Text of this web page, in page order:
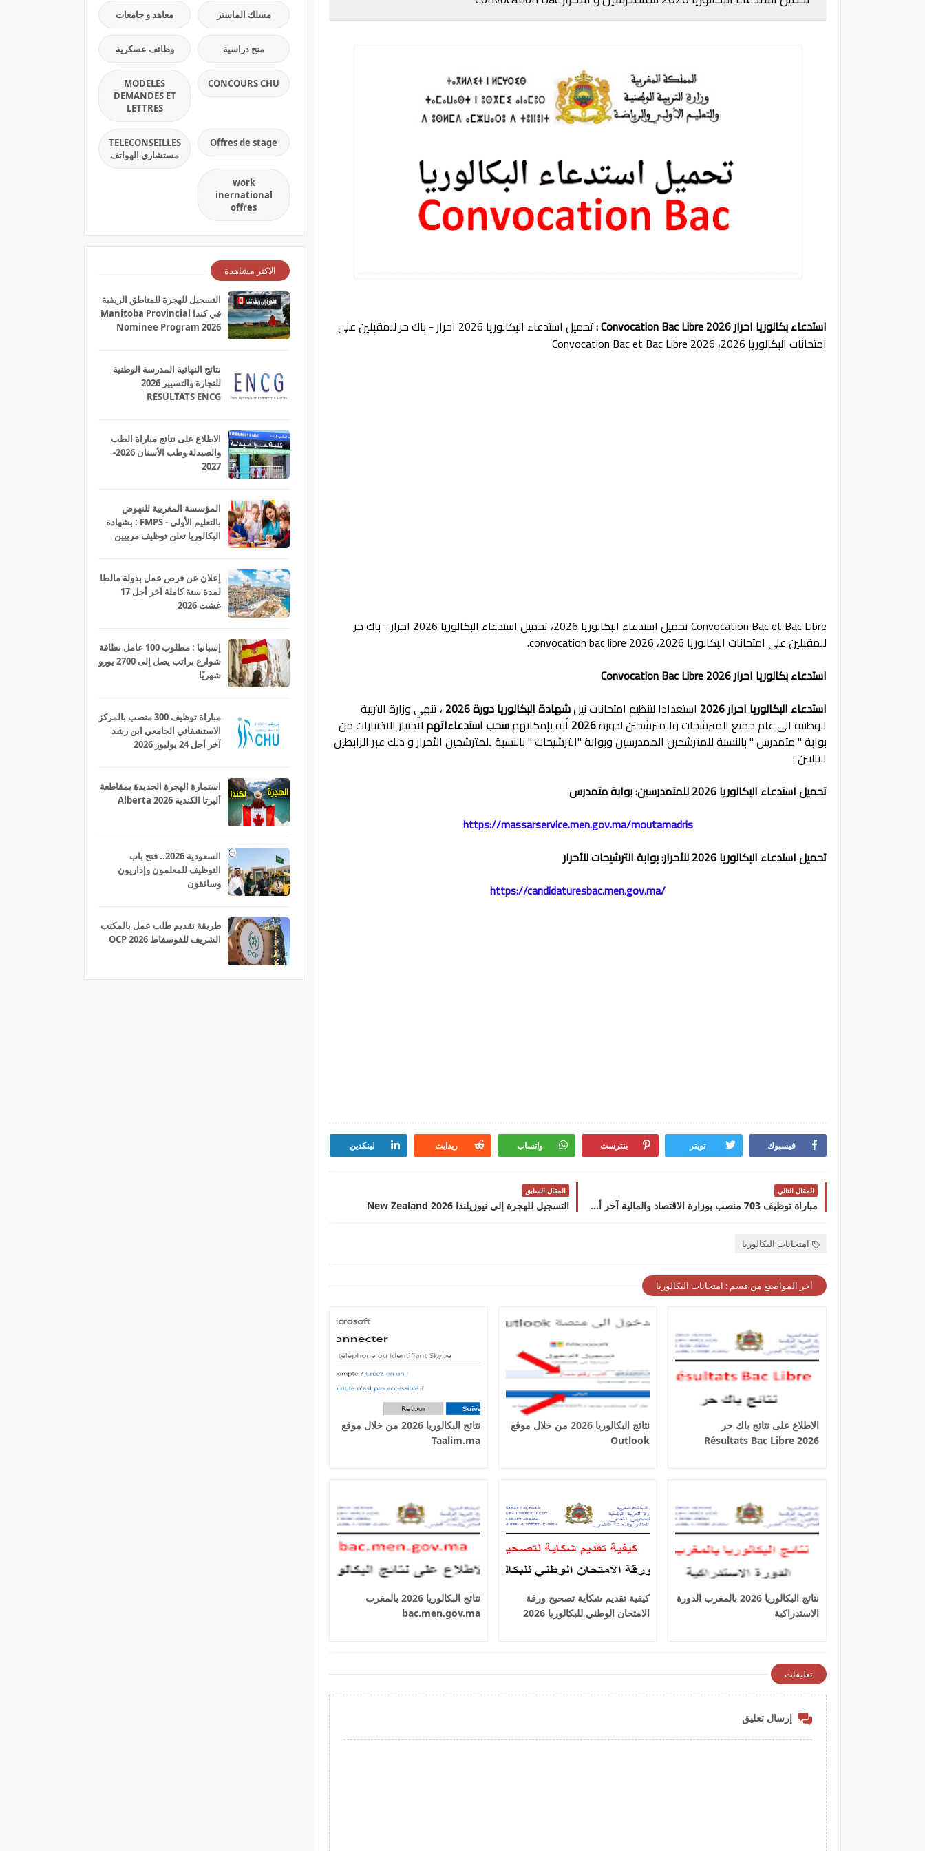
استدعاء بكالوريا احرار 2026 Convocation Bac Libre :
تحميل استدعاء البكالوريا 2026 احرار - باك حر للمقبلين على
امتحانات البكالوريا 2026، Convocation Bac et Bac Libre 2026
Convocation Bac et Bac Libre تحميل استدعاء البكالوريا 2026، تحميل استدعاء البكالوريا 2026 احرار - باك حر
للمقبلين على امتحانات البكالوريا 2026، convocation bac libre 2026.
استدعاء بكالوريا احرار 2026 Convocation Bac Libre
استدعاء البكالوريا احرار 2026
استعدادا لتنظيم امتحانات نيلشهادة البكالوريادورة 2026
، تنهي وزارة التربية
الوطنية الى علم جميع المترشحات والمترشحين لدورة2026 أنه بإمكانهمسحب استدعاءاتهملاجتياز الاختبارات من
بوابة " متمدرس " بالنسبة للمترشحين الممدرسين وبوابة "الترشيحات " بالنسبة للمترشحين الأحرار و ذلك عبر الرابطين
التاليين :
تحميل استدعاء البكالوريا 2026
للمتمدرسين: بوابة متمدرس
https://massarservice.men.gov.ma/moutamadris
تحميل استدعاء البكالوريا 2026
للأحرار: بوابة الترشيحات للأحرار
https://candidaturesbac.men.gov.ma/
فيسبوك تويتر بنترست واتساب ريدايت لينكدين
المقال التالي
مباراة توظيف 703 منصب بوزارة الاقتصاد والمالية آخر أجل 3 يونيو 2026
المقال السابق
التسجيل للهجرة إلى نيوزيلندا 2026 New Zealand
امتحانات البكالوريا
أخر المواضيع من قسم : امتحانات البكالوريا
الاطلاع على نتائج باك حر
Résultats Bac Libre 2026
نتائج البكالوريا 2026 من خلال موقع
Outlook
نتائج البكالوريا 2026 من خلال موقع
Taalim.ma
نتائج البكالوريا 2026 بالمغرب الدورة
الاستدراكية
كيفية تقديم شكاية تصحيح ورقة
الامتحان الوطني للبكالوريا 2026
نتائج البكالوريا 2026 بالمغرب
bac.men.gov.ma
تعليقات
إرسال تعليق
مسلك الماستر معاهد و جامعات
منح دراسية وظائف عسكرية
CONCOURS CHU
MODELES
DEMANDES ET
LETTRES
Offres de stage
TELECONSEILLES
مستشاري الهواتف
work
inernational
offres
الاكثر مشاهدة
التسجيل للهجرة للمناطق الريفية
في كندا Manitoba Provincial
Nominee Program 2026
نتائج النهائية المدرسة الوطنية
للتجارة والتسيير 2026
RESULTATS ENCG
الاطلاع على نتائج مباراة الطب
والصيدلة وطب الأسنان 2026-
2027
المؤسسة المغربية للنهوض
بالتعليم الأولي - FMPS : بشهادة
البكالوريا تعلن توظيف مربيين
إعلان عن فرص عمل بدولة مالطا
لمدة سنة كاملة آخر أجل 17
غشت 2026
إسبانيا : مطلوب 100 عامل نظافة
شوارع براتب يصل إلى 2700 يورو
شهريًا
مباراة توظيف 300 منصب بالمركز
الاستشفائي الجامعي ابن رشد
آخر أجل 24 يوليوز 2026
استمارة الهجرة الجديدة بمقاطعة
ألبرتا الكندية Alberta 2026
السعودية 2026.. فتح باب
التوظيف للمعلمون وإداريون
وسائقون
طريقة تقديم طلب عمل بالمكتب
الشريف للفوسفاط OCP 2026